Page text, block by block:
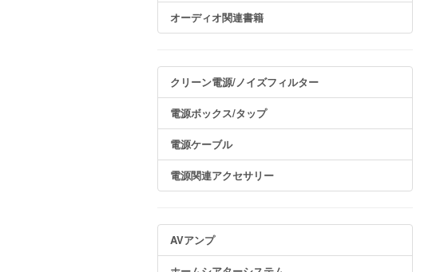
オーディオ関連書籍
クリーン電源/ノイズフィルター
電源ボックス/タップ
電源ケーブル
電源関連アクセサリー
AVアンプ